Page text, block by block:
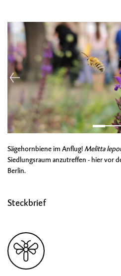
Sägehornbiene im Anflug!Melitta
Siedlungsraum anzutreffen - hier vor
Berlin.
Steckbrief